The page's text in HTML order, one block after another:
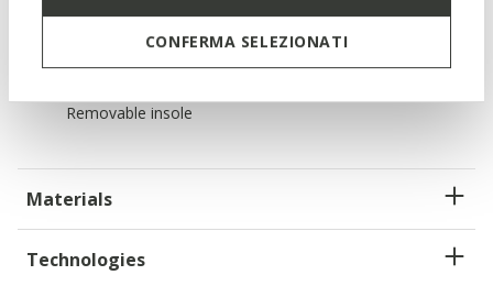
CONFERMA SELEZIONATI
Lightweight footwear
Removable insole
Materials
Technologies